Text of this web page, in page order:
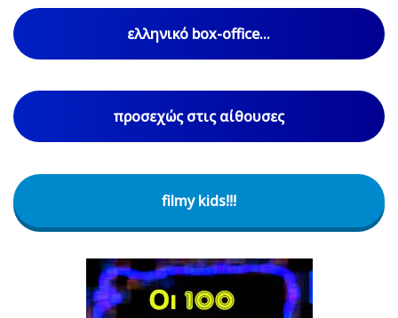
ελληνικό box-office...
προσεχώς στις αίθουσες
filmy kids!!!